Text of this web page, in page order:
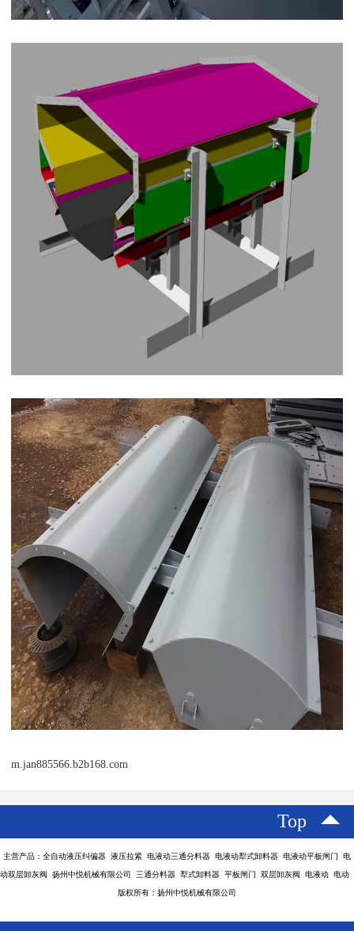
m.jan885566.b2b168.com
Top
主营产品：全自动液压纠偏器 液压拉紧 电液动三通分料器 电液动犁式卸料器 电液动平板闸门 电
动双层卸灰阀 扬州中悦机械有限公司 三通分料器 犁式卸料器 平板闸门 双层卸灰阀 电液动 电动
版权所有：扬州中悦机械有限公司